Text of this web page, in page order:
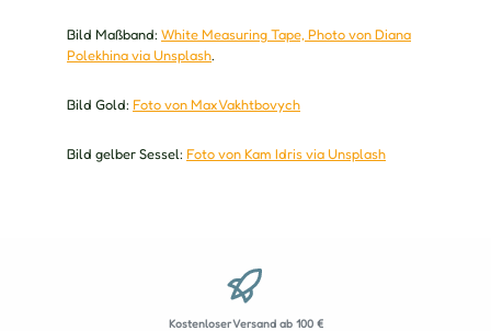
Bild Maßband: White Measuring Tape, Photo von Diana
Polekhina via Unsplash.
Bild Gold: Foto von Max Vakhtbovych
Bild gelber Sessel: Foto von Kam Idris via Unsplash
Kostenloser Versand ab 100 €